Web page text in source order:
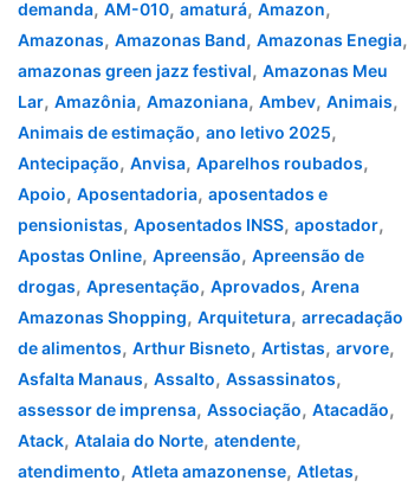
demanda, AM-010, amaturá, Amazon,
Amazonas, Amazonas Band, Amazonas Enegia,
amazonas green jazz festival, Amazonas Meu
Lar, Amazônia, Amazoniana, Ambev, Animais,
Animais de estimação, ano letivo 2025,
Antecipação, Anvisa, Aparelhos roubados,
Apoio, Aposentadoria, aposentados e
pensionistas, Aposentados INSS, apostador,
Apostas Online, Apreensão, Apreensão de
drogas, Apresentação, Aprovados, Arena
Amazonas Shopping, Arquitetura, arrecadação
de alimentos, Arthur Bisneto, Artistas, arvore,
Asfalta Manaus, Assalto, Assassinatos,
assessor de imprensa, Associação, Atacadão,
Atack, Atalaia do Norte, atendente,
atendimento, Atleta amazonense, Atletas,